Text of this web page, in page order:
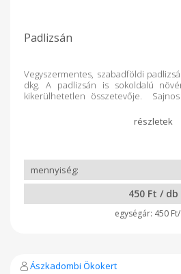
Padlizsán
Vegyszermentes, szabadföldi
dkg. A padlizsán is sokoldalú
kikerülhetetlen összetevője.
az első krumplibogarak. Mivel korábbi
semmilyen vegyszermentes
tökéletes, a fáradságos munka
tövem van (lesz cirmos mintázatú is
450 Ft / db
450
Ászkadombi Ökokert